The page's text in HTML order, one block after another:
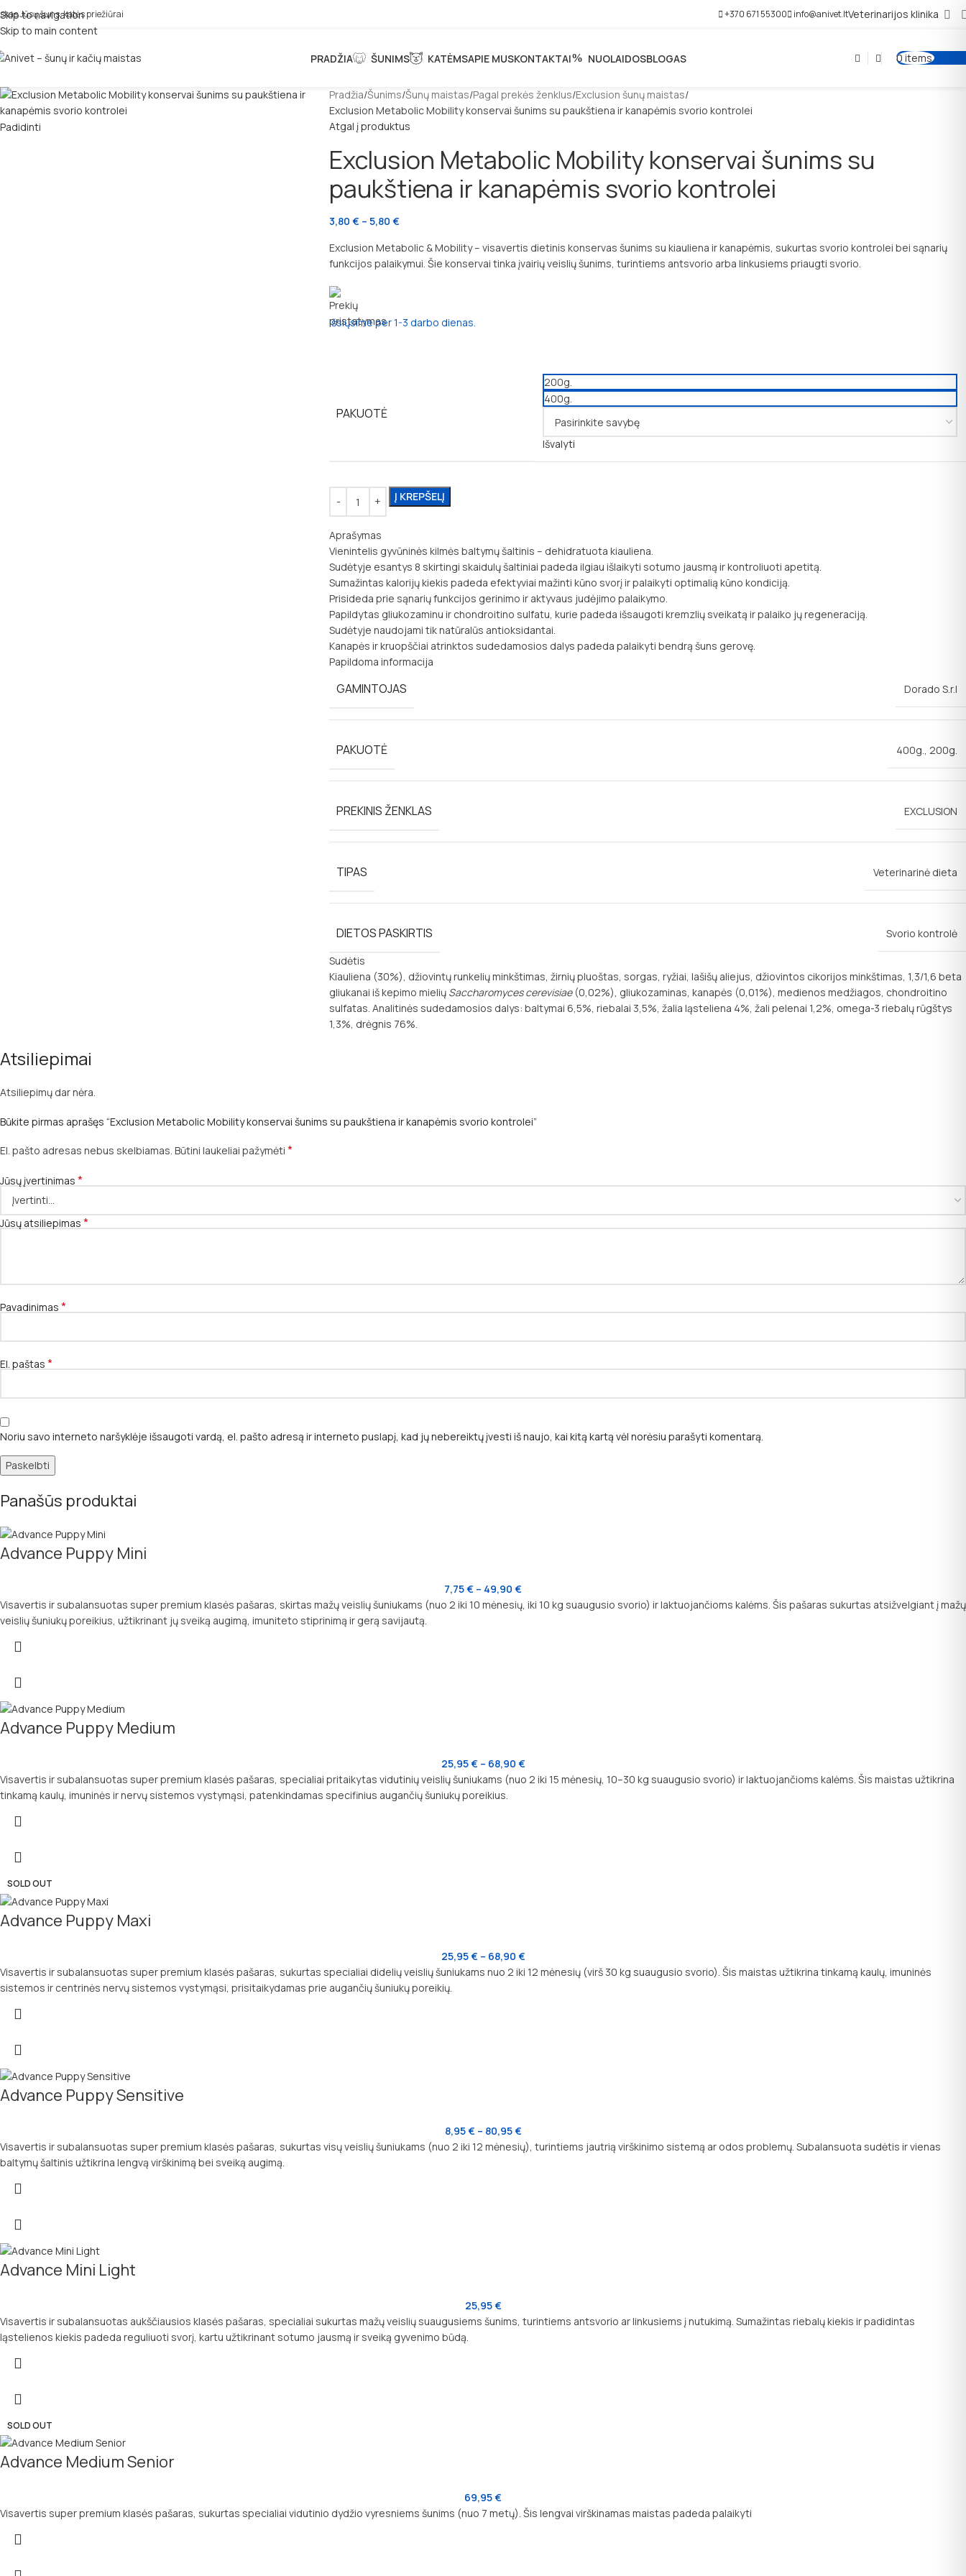
Skip to navigation
Skip to main content
Jūsų šuns, katės priežiūrai +370 671 55300 info@anivet.ltVeterinarijos klinika
PRADŽIA ŠUNIMS KATĖMSAPIE MUSKONTAKTAI NUOLAIDOSBLOGAS 0items
Padidinti
Pradžia Šunims Šunų maistas Pagal prekės ženklus Exclusion šunų maistas
Exclusion Metabolic Mobility konservai šunims su paukštiena ir kanapėmis svorio kontrolei
Atgal į produktus
Exclusion Metabolic Mobility konservai šunims su
paukštiena ir kanapėmis svorio kontrolei
3,80 € – 5,80 €
Exclusion Metabolic & Mobility – visavertis dietinis konservas šunims su kiauliena ir kanapėmis, sukurtas svorio kontrolei bei sąnarių
funkcijos palaikymui. Šie konservai tinka įvairių veislių šunims, turintiems antsvorio arba linkusiems priaugti svorio.
Išsiųsime per 1-3 darbo dienas.
PAKUOTĖ
200g.
400g.
Išvalyti
Į KREPŠELĮ
Aprašymas
Vienintelis gyvūninės kilmės baltymų šaltinis – dehidratuota kiauliena.
Sudėtyje esantys 8 skirtingi skaidulų šaltiniai padeda ilgiau išlaikyti sotumo jausmą ir kontroliuoti apetitą.
Sumažintas kalorijų kiekis padeda efektyviai mažinti kūno svorį ir palaikyti optimalią kūno kondiciją.
Prisideda prie sąnarių funkcijos gerinimo ir aktyvaus judėjimo palaikymo.
Papildytas gliukozaminu ir chondroitino sulfatu, kurie padeda išsaugoti kremzlių sveikatą ir palaiko jų regeneraciją.
Sudėtyje naudojami tik natūralūs antioksidantai.
Kanapės ir kruopščiai atrinktos sudedamosios dalys padeda palaikyti bendrą šuns gerovę.
Papildoma informacija
GAMINTOJAS Dorado S.r.I
PAKUOTĖ 400g., 200g.
PREKINIS ŽENKLAS EXCLUSION
TIPAS Veterinarinė dieta
DIETOS PASKIRTIS
Svorio kontrolė
Sudėtis
Kiauliena (30%), džiovintų runkelių minkštimas, žirnių pluoštas, sorgas, ryžiai, lašišų aliejus, džiovintos cikorijos minkštimas, 1,3/1,6 beta
gliukanai iš kepimo mielių Saccharomyces cerevisiae(0,02%), gliukozaminas, kanapės (0,01%), medienos medžiagos, chondroitino
sulfatas. Analitinės sudedamosios dalys: baltymai 6,5%, riebalai 3,5%, žalia ląsteliena 4%, žali pelenai 1,2%, omega-3 riebalų rūgštys
1,3%, drėgnis 76%.
Atsiliepimai
Atsiliepimų dar nėra.
Būkite pirmas aprašęs “Exclusion Metabolic Mobility konservai šunims su paukštiena ir kanapėmis svorio kontrolei”
El. pašto adresas nebus skelbiamas. Būtini laukeliai pažymėti *
Jūsų įvertinimas *
Jūsų atsiliepimas *
Pavadinimas *
El. paštas *
Noriu savo interneto naršyklėje išsaugoti vardą, el. pašto adresą ir interneto puslapį, kad jų nebereiktų įvesti iš naujo, kai kitą kartą vėl norėsiu parašyti komentarą.
Panašūs produktai
Advance Puppy Mini
7,75€ – 49,90 €
Visavertis ir subalansuotas super premium klasės pašaras, skirtas mažų veislių šuniukams (nuo 2 iki 10 mėnesių, iki 10 kg suaugusio svorio) ir laktuojančioms kalėms. Šis pašaras sukurtas atsižvelgiant į mažų
veislių šuniukų poreikius, užtikrinant jų sveiką augimą, imuniteto stiprinimą ir gerą savijautą.
Advance Puppy Medium
25,95€ – 68,90 €
Visavertis ir subalansuotas super premium klasės pašaras, specialiai pritaikytas vidutinių veislių šuniukams (nuo 2 iki 15 mėnesių, 10–30 kg suaugusio svorio) ir laktuojančioms kalėms. Šis maistas užtikrina
tinkamą kaulų, imuninės ir nervų sistemos vystymąsi, patenkindamas specifinius augančių šuniukų poreikius.
SOLD OUT
Advance Puppy Maxi
25,95€ – 68,90 €
Visavertis ir subalansuotas super premium klasės pašaras, sukurtas specialiai didelių veislių šuniukams nuo 2 iki 12 mėnesių (virš 30 kg suaugusio svorio). Šis maistas užtikrina tinkamą kaulų, imuninės
sistemos ir centrinės nervų sistemos vystymąsi, prisitaikydamas prie augančių šuniukų poreikių.
Advance Puppy Sensitive
8,95€ – 80,95€
Visavertis ir subalansuotas super premium klasės pašaras, sukurtas visų veislių šuniukams (nuo 2 iki 12 mėnesių), turintiems jautrią virškinimo sistemą ar odos problemų. Subalansuota sudėtis ir vienas
baltymų šaltinis užtikrina lengvą virškinimą bei sveiką augimą.
Advance Mini Light
25,95€
Visavertis ir subalansuotas aukščiausios klasės pašaras, specialiai sukurtas mažų veislių suaugusiems šunims, turintiems antsvorio ar linkusiems į nutukimą. Sumažintas riebalų kiekis ir padidintas
ląstelienos kiekis padeda reguliuoti svorį, kartu užtikrinant sotumo jausmą ir sveiką gyvenimo būdą.
SOLD OUT
Advance Medium Senior
69,95€
Visavertis super premium klasės pašaras, sukurtas specialiai vidutinio dydžio vyresniems šunims (nuo 7 metų). Šis lengvai virškinamas maistas padeda palaikyti